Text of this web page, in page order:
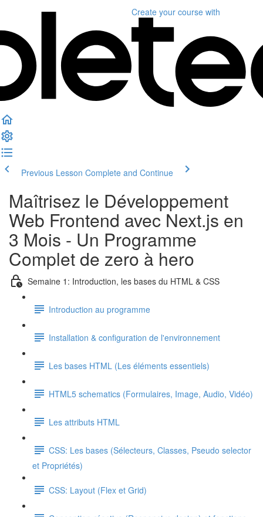
Create your course with
Previous Lesson Complete and Continue
Maîtrisez le Développement
Web Frontend avec Next.js en
3 Mois - Un Programme
Complet de zero à hero
Semaine 1: Introduction, les bases du HTML & CSS
Introduction au programme
Installation & configuration de l'environnement
Les bases HTML (Les éléments essentiels)
HTML5 schematics (Formulaires, Image, Audio, Vidéo)
Les attributs HTML
CSS: Les bases (Sélecteurs, Classes, Pseudo selector
et Propriétés)
CSS: Layout (Flex et Grid)